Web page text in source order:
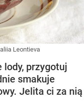
Leontieva
lody, przygotuj
smakuje
Jelita ci za nią